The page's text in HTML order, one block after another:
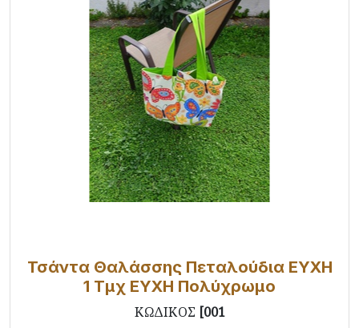
Τσάντα Θαλάσσης Πεταλούδια ΕΥΧΗ
1 Τμχ ΕΥΧΗ Πολύχρωμο
ΚΩΔΙΚΟΣ [001